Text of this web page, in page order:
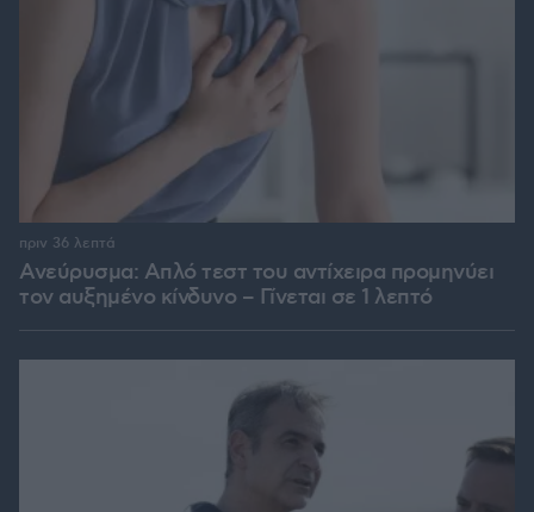
Ανεύρυσμα: Απλό τεστ του αντίχειρα προμηνύει
τον αυξημένο κίνδυνο – Γίνεται σε 1 λεπτό
πριν 36 λεπτά